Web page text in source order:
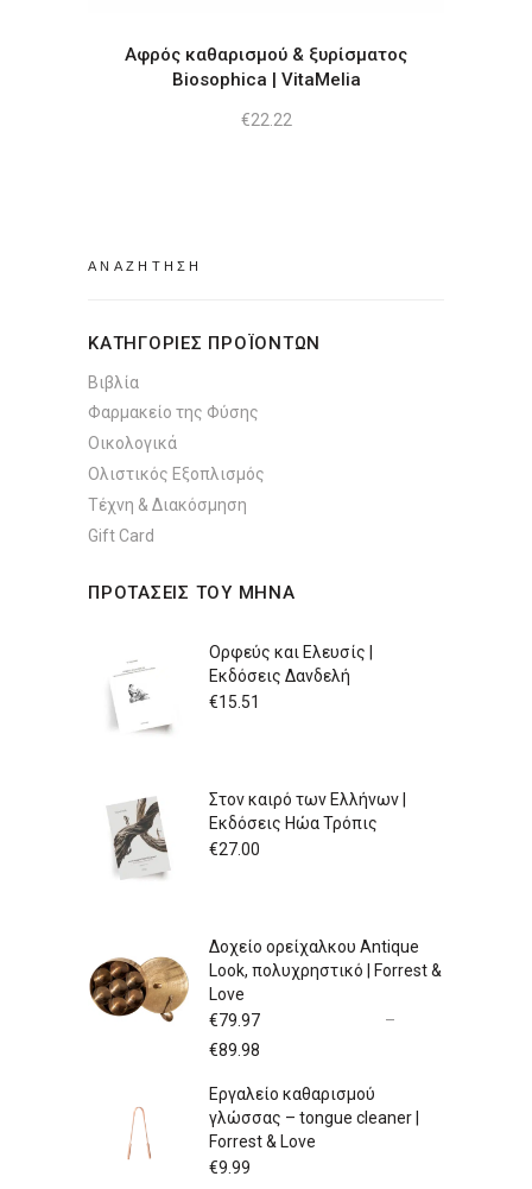
Αφρός καθαρισμού & ξυρίσματος
Biosophica | VitaMelia
€22.22
ΚΑΤΗΓΟΡΙΕΣ ΠΡΟΪΟΝΤΩΝ
Βιβλία
Φαρμακείο της Φύσης
Οικολογικά
Ολιστικός Εξοπλισμός
Τέχνη & Διακόσμηση
Gift Card
ΠΡΟΤΑΣΕΙΣ ΤΟΥ ΜΗΝΑ
Ορφεύς και Ελευσίς |
Εκδόσεις Δανδελή
€15.51
Στον καιρό των Ελλήνων |
Εκδόσεις Ηώα Τρόπις
€27.00
Δοχείο ορείχαλκου Antique
Look, πολυχρηστικό | Forrest &
Love
€79.97
–
€89.98
through
Εργαλείο καθαρισμού
γλώσσας – tongue cleaner |
Forrest & Love
€9.99